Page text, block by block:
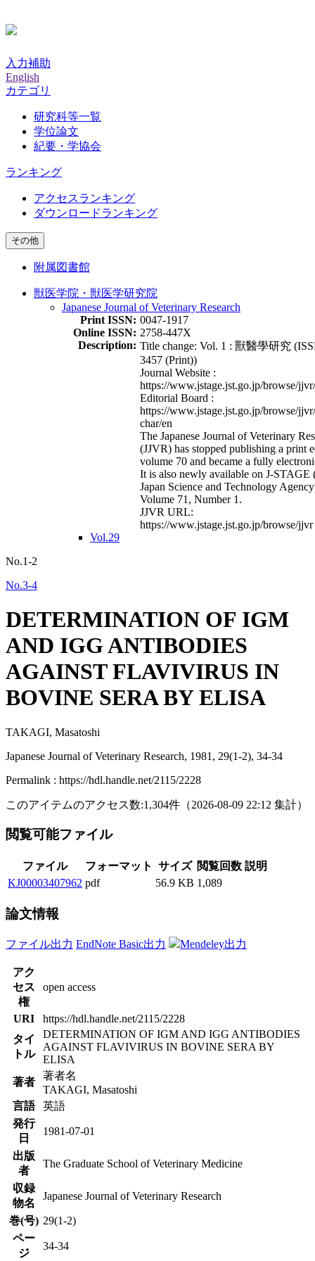
入力補助
English
カテゴリ
研究科等一覧
学位論文
紀要・学協会
ランキング
アクセスランキング
ダウンロードランキング
その他
附属図書館
獣医学院・獣医学研究院
Japanese Journal of Veterinary Research
Print ISSN: 0047-1917
Online ISSN: 2758-447X
Description: Title change: Vol. 1 : 獸醫學研究
3457 (Print))
Journal Website :
https://www.jstage.jst.go.jp/browse/
Editorial Board :
https://www.jstage.jst.go.jp/browse/
char/en
The Japanese Journal of Veterinary
(JJVR) has stopped publishing a print
volume 70 and became a fully
It is also newly available on J-STAGE
Japan Science and Technology
Volume 71, Number 1.
JJVR URL:
https://www.jstage.jst.go.jp/browse/jjvr
Vol.29
No.1-2
No.3-4
DETERMINATION OF IGM
AND IGG ANTIBODIES
AGAINST FLAVIVIRUS IN
BOVINE SERA BY ELISA
TAKAGI, Masatoshi
Japanese Journal of Veterinary Research, 1981, 29(1-2), 34-34
Permalink : https://hdl.handle.net/2115/2228
このアイテムのアクセス数:1,304件 （2026-08-09 22:12 集計）
閲覧可能ファイル
ファイル フォーマット サイズ 閲覧回数 説明
KJ00003407962 pdf 56.9 KB 1,089
論文情報
ファイル出力 EndNote Basic出力 Mendeley出力
アク
セス
権
open access
URI
https://hdl.handle.net/2115/2228
タイ
トル
DETERMINATION OF IGM AND IGG ANTIBODIES
AGAINST FLAVIVIRUS IN BOVINE SERA BY
ELISA
著者
著者名
TAKAGI, Masatoshi
言語
英語
発行
日
1981-07-01
出版
者
The Graduate School of Veterinary Medicine
収録
物名
Japanese Journal of Veterinary Research
巻(号) 29(1-2)
ペー
ジ
34-34